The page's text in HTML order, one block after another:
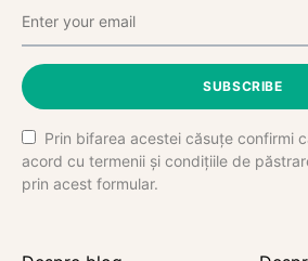
SUBSCRIBE
Prin bifarea acestei căsuțe confirmi
acord cu termenii și condițiile de
prin acest formular.